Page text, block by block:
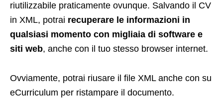
riutilizzabile praticamente ovunque. Salvando il CV
in XML, potrai recuperare le informazioni in
qualsiasi momento con migliaia di software e
siti web, anche con il tuo stesso browser internet.
Ovviamente, potrai riusare il file XML anche con su
eCurriculum per ristampare il documento.